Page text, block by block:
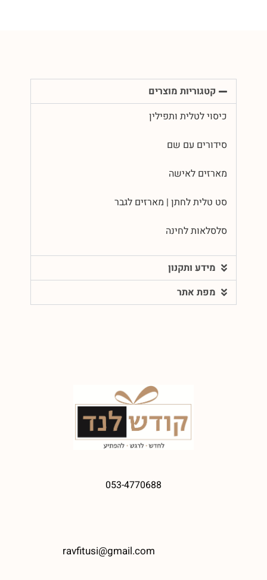
קטגוריות מוצרים
כיסוי לטלית ותפילין
סידורים עם שם
מארזים לאישה
סט טלית לחתן | מארזים לגבר
סלסלאות לחינה
מידע ותקנון
מפת אתר
053-4770688